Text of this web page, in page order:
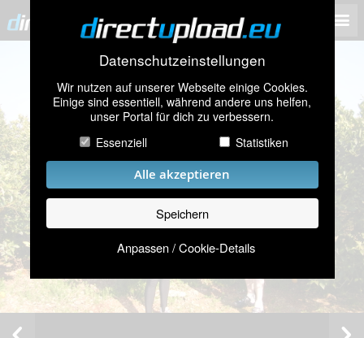
Datenschutzeinstellungen
Wir nutzen auf unserer Webseite einige Cookies.
Einige sind essentiell, während andere uns helfen,
unser Portal für dich zu verbessern.
Essenziell
Statistiken
Alle akzeptieren
Speichern
Anpassen / Cookie-Details